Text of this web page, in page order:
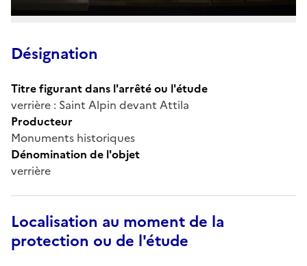
Désignation
Titre figurant dans l'arrêté ou l'étude
verrière : Saint Alpin devant Attila
Producteur
Monuments historiques
Dénomination de l'objet
verrière
Localisation au moment de la
protection ou de l'étude